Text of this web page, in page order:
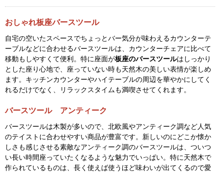
おしゃれ板座バースツール
自宅の空いたスペースでちょっとバー気分が味わえるカウンターテ
ーブルなどに合わせるバースツールは、カウンターチェアに比べて
移動もしやすくて便利。特に座面が板座のバースツールはしっかり
とした座り心地で、座っていない時も天然木の美しい表情が楽しめ
ます。キッチンカウンターやハイテーブルの周辺を華やかにしてく
れるだけでなく、リラックスタイムも満喫させてくれます。
バースツール アンティーク
バースツールは木製が多いので、北欧風やアンティーク調など人気
のテイストに合わせやすい商品が豊富です。新しいのにどこか懐か
しさも感じさせる素敵なアンティーク調のバースツールは、ついつ
い長い時間座っていたくなるような魅力でいっぱい。特に天然木で
作られているものは、長く使えば使うほど味わいが出てくるので愛